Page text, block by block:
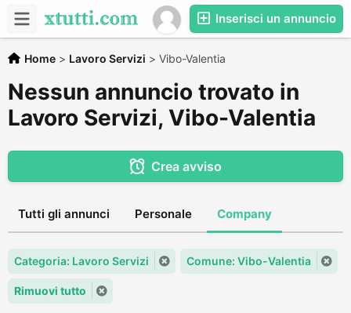
Inserisci un annuncio
Home > Lavoro Servizi > Vibo-Valentia
Nessun annuncio trovato in
Lavoro Servizi, Vibo-Valentia
Crea avviso
Tutti gli annunci Personale Company
Categoria: Lavoro Servizi Comune: Vibo-Valentia
Rimuovi tutto